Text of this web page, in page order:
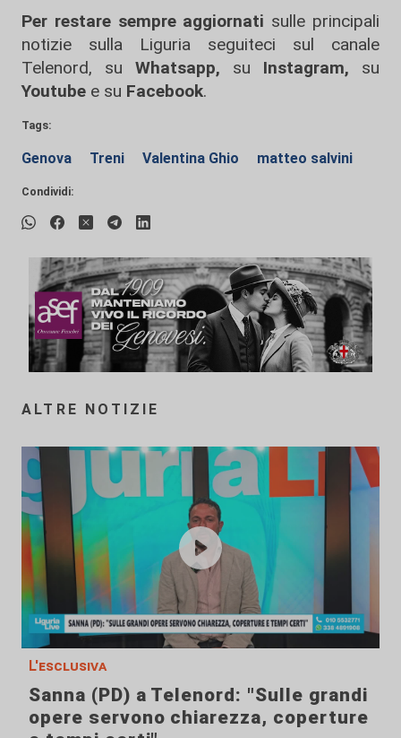
Per restare sempre aggiornati sulle principali
notizie sulla Liguria seguiteci sul canale
Telenord, su
Whatsapp, su Instagram, su
Youtube e su Facebook.
Tags:
Genova Treni Valentina Ghio matteo salvini
Condividi:
ALTRE NOTIZIE
L'esclusiva
Sanna (PD) a Telenord: "Sulle grandi
opere servono chiarezza, coperture